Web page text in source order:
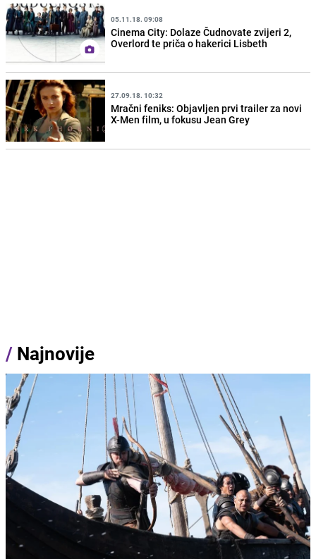
05.11.18. 09:08
Cinema City: Dolaze Čudnovate zvijeri 2,
Overlord te priča o hakerici Lisbeth
27.09.18. 10:32
Mračni feniks: Objavljen prvi trailer za novi
X-Men film, u fokusu Jean Grey
/ Najnovije